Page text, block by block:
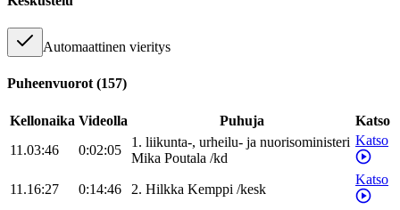
Automaattinen vieritys
Puheenvuorot (157)
Kellonaika Videolla Puhuja
Katso
11.03:46
0:02:05
1. liikunta-, urheilu- ja nuorisoministeri
Mika Poutala /kd
Katso
11.16:27 0:14:46 2. Hilkka Kemppi /kesk
Katso